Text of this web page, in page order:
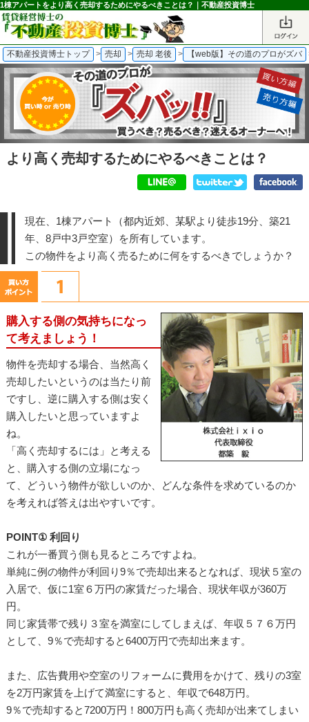
1棟アパートをより高く売却するためにやるべきことは？｜不動産投資博士
不動産投資博士トップ > 売却 > 売却 老後 > 【web版】その道のプロがズバ
より高く売却するためにやるべきことは？
現在、1棟アパート（都内近郊、某駅より徒歩19分、築21
年、8戸中3戸空室）を所有しています。
この物件をより高く売るために何をするべきでしょうか？
購入する側の気持ちになっ
て考えましょう！
物件を売却する場合、当然高く
売却したいというのは当たり前
ですし、逆に購入する側は安く
購入したいと思っていますよ
ね。
「高く売却するには」と考える
と、購入する側の立場になっ
て、どういう物件が欲しいのか、どんな条件を求めているのか
を考えれば答えは出やすいです。
POINT① 利回り
これが一番買う側も見るところですよね。
単純に例の物件が利回り9％で売却出来るとなれば、現状５室の
入居で、仮に1室６万円の家賃だった場合、現状年収が360万
円。
同じ家賃帯で残り３室を満室にしてしまえば、年収５７６万円
として、9％で売却すると6400万円で売却出来ます。
また、広告費用や空室のリフォームに費用をかけて、残りの3室
を2万円家賃を上げて満室にすると、年収で648万円。
9％で売却すると7200万円！800万円も高く売却が出来てしまい